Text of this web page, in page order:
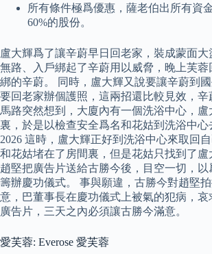
所有條件極爲優惠，薩老伯出所有資
60%的股份。
盧大輝爲了讓辛蔚早日回老家，裝成蒙面
無路、入戶綁起了辛蔚用以威脅，晚上芙蓉
綁的辛蔚。 同時，盧大輝又說要讓辛蔚到
要回老家辦個護照，這兩招還比較見效，辛
馬路突然想到，大廈內有一個洗浴中心，
裏，於是以檢查安全爲名和花姑到洗浴中心
2026 這時，盧大輝正好到洗浴中心來取回
和花姑堵在了房間裏，但是花姑只找到了盧
趙堅把廣告片送給古勝今後，目空一切，
籌辦慶功儀式。 事與願違，古勝今對趙堅
意，巴董事長在慶功儀式上被氣的犯病，
廣告片，三天之內必須讓古勝今滿意。
愛芙蓉: Everose 愛芙蓉